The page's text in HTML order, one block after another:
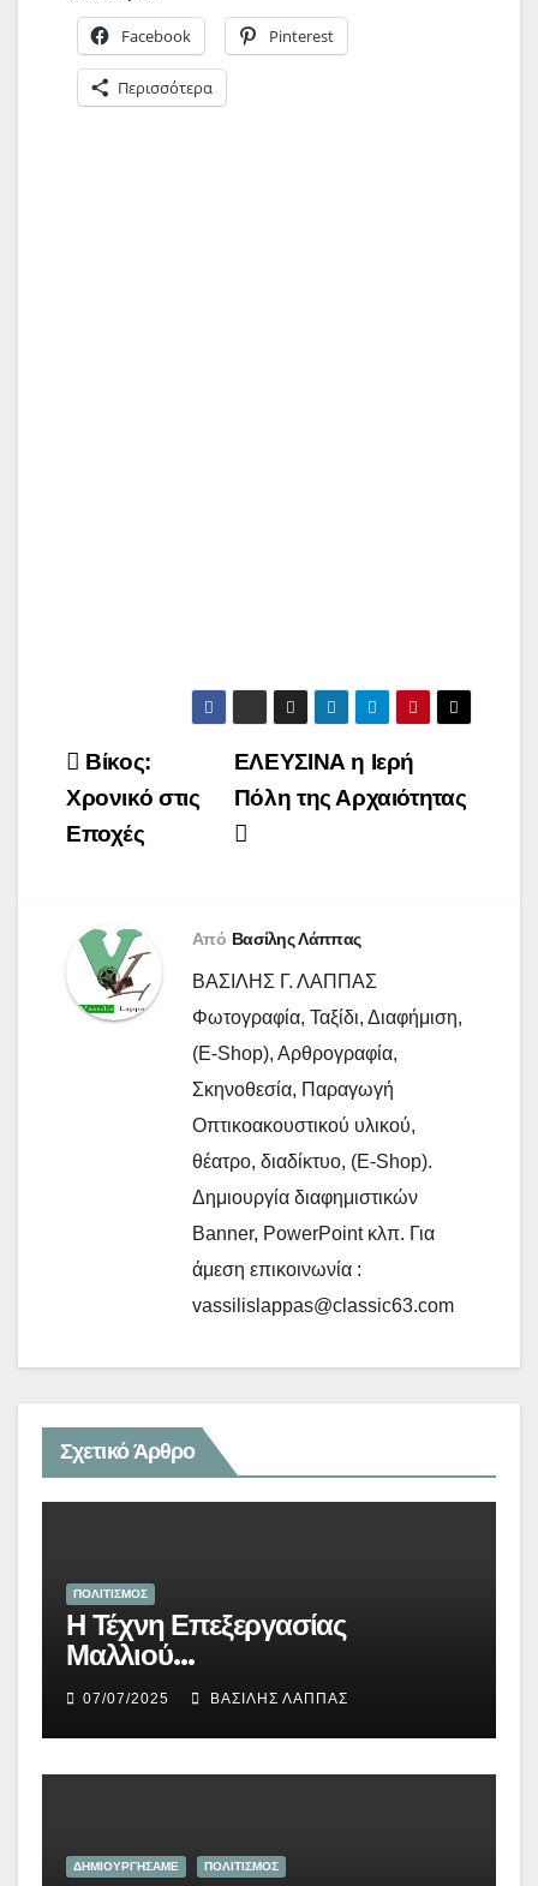
Facebook Pinterest
Περισσότερα
Πλοήγηση
άρθρων
ΕΛΕΥΣΙΝΑ η Ιερή
Πόλη της Αρχαιότητας
Βίκος:
Χρονικό στις
Εποχές
Από Βασίλης Λάππας
ΒΑΣΙΛΗΣ Γ. ΛΑΠΠΑΣ
Φωτογραφία, Ταξίδι, Διαφήμιση,
(E-Shop), Αρθρογραφία,
Σκηνοθεσία, Παραγωγή
Οπτικοακουστικού υλικού,
θέατρο, διαδίκτυο, (E-Shop).
Δημιουργία διαφημιστικών
Banner, PowerPoint κλπ. Για
άμεση επικοινωνία :
vassilislappas@classic63.com
Σχετικό Άρθρο
ΠΟΛΙΤΙΣΜΟΣ
Η Τέχνη Επεξεργασίας
Μαλλιού…
07/07/2025 ΒΑΣΊΛΗΣ ΛΆΠΠΑΣ
ΔΗΜΙΟΥΡΓΉΣΑΜΕ ΠΟΛΙΤΙΣΜΟΣ